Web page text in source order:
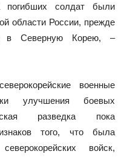
погибших солдат были
области России, прежде
в Северную Корею, –
военные
улучшения боевых
разведка пока
того, что была
войск,